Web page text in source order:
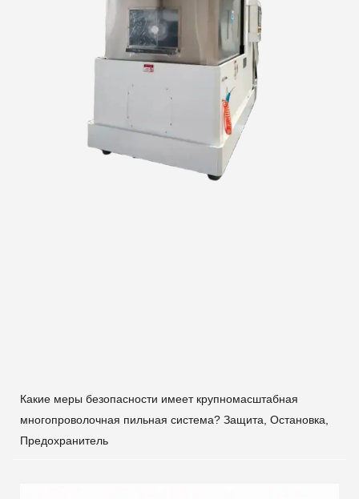
Какие меры безопасности имеет крупномасштабная
многопроволочная пильная система? Защита, Остановка,
Предохранитель